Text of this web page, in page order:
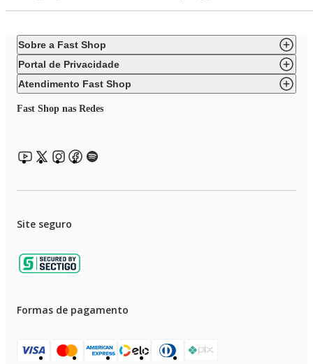
Sobre a Fast Shop
Portal de Privacidade
Atendimento Fast Shop
Fast Shop nas Redes
Site seguro
Formas de pagamento